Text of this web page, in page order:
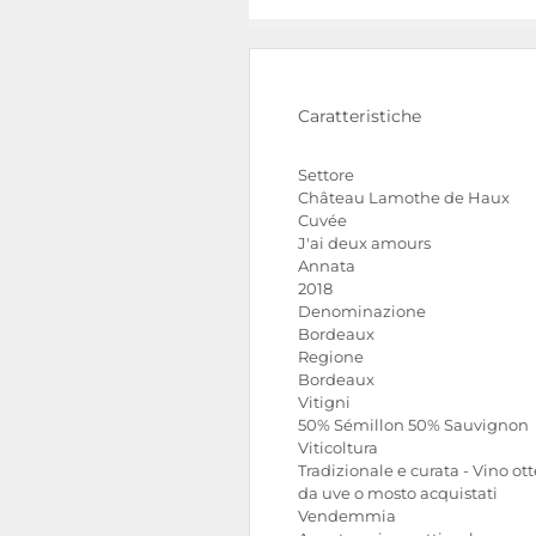
Caratteristiche
Settore
Château Lamothe de Haux
Cuvée
J'ai deux amours
Annata
2018
Denominazione
Bordeaux
Regione
Bordeaux
Vitigni
50% Sémillon 50% Sauvignon
Viticoltura
Tradizionale e curata - Vino
da uve o mosto acquistati
Vendemmia